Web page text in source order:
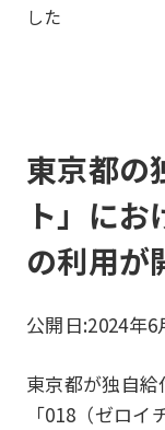
した
東京都の
ト」に
の利用が
公開日:2024年6
東京都が独自
「018（ゼロ